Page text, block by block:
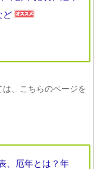
ど
、こちらのページを
、厄年とは？年